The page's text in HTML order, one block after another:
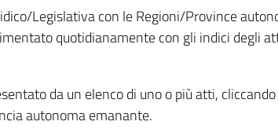
Legislativa con le Regioni/Province
quotidianamente con gli indici degli
da un elenco di uno o più atti,
autonoma emanante.